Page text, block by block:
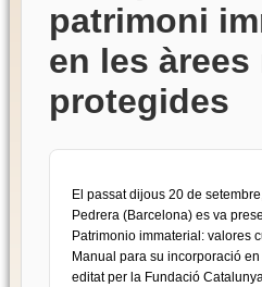
patrimoni
en les
protegides
El passat dijous 20 de
Pedrera (Barcelona) es va
Patrimonio immaterial: valores
Manual para su incorporació
editat per la Fundació